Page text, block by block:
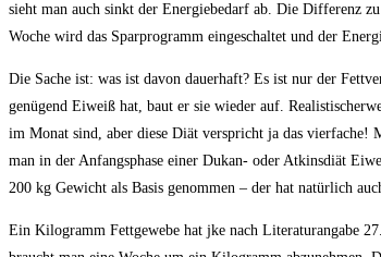
sieht man auch sinkt der Energiebedarf ab. Die Differenz
Woche wird das Sparprogramm eingeschaltet und der
Die Sache ist: was ist davon dauerhaft? Es ist nur der
genügend Eiweiß hat, baut er sie wieder auf.
im Monat sind, aber diese Diät verspricht ja das vierfache!
man in der Anfangsphase einer Dukan- oder Atkinsdiät
200 kg Gewicht als Basis genommen – der hat natürlich
Ein Kilogramm Fettgewebe hat jke nach Literaturangabe